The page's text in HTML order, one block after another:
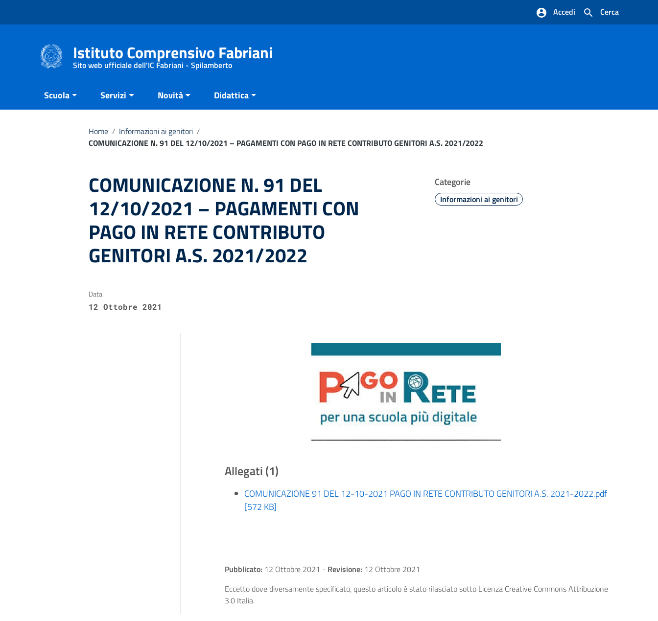
Cerca
Accedi
Istituto Comprensivo Fabriani
Sito web ufficiale dell'IC Fabriani - Spilamberto
Scuola Servizi Novità Didattica
Home / Informazioni ai genitori /
COMUNICAZIONE N. 91 DEL 12/10/2021 – PAGAMENTI CON PAGO IN RETE CONTRIBUTO GENITORI A.S. 2021/2022
COMUNICAZIONE N. 91 DEL
12/10/2021 – PAGAMENTI CON
PAGO IN RETE CONTRIBUTO
GENITORI A.S. 2021/2022
Categorie
Informazioni ai genitori
Data:
12 Ottobre 2021
Allegati (1)
COMUNICAZIONE 91 DEL 12-10-2021 PAGO IN RETE CONTRIBUTO GENITORI A.S. 2021-2022.pdf
[572 KB]
Pubblicato: 12 Ottobre 2021 - Revisione: 12 Ottobre 2021
Eccetto dove diversamente specificato, questo articolo è stato rilasciato sotto Licenza Creative Commons Attribuzione
3.0 Italia.